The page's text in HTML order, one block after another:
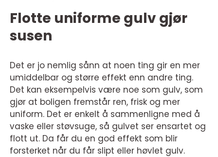
Flotte uniforme gulv gjør
susen
Det er jo nemlig sånn at noen ting gir en mer
umiddelbar og større effekt enn andre ting.
Det kan eksempelvis være noe som gulv, som
gjør at boligen fremstår ren, frisk og mer
uniform. Det er enkelt å sammenligne med å
vaske eller støvsuge, så gulvet ser ensartet og
flott ut. Da får du en god effekt som blir
forsterket når du får slipt eller høvlet gulv.